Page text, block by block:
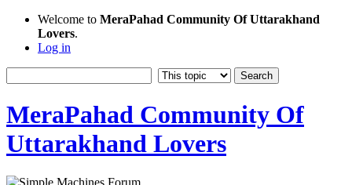
Welcome to MeraPahad Community Of Uttarakhand
Lovers.
Log in
MeraPahad Community Of
Uttarakhand Lovers